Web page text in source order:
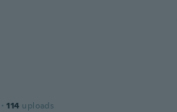
· 114 uploads